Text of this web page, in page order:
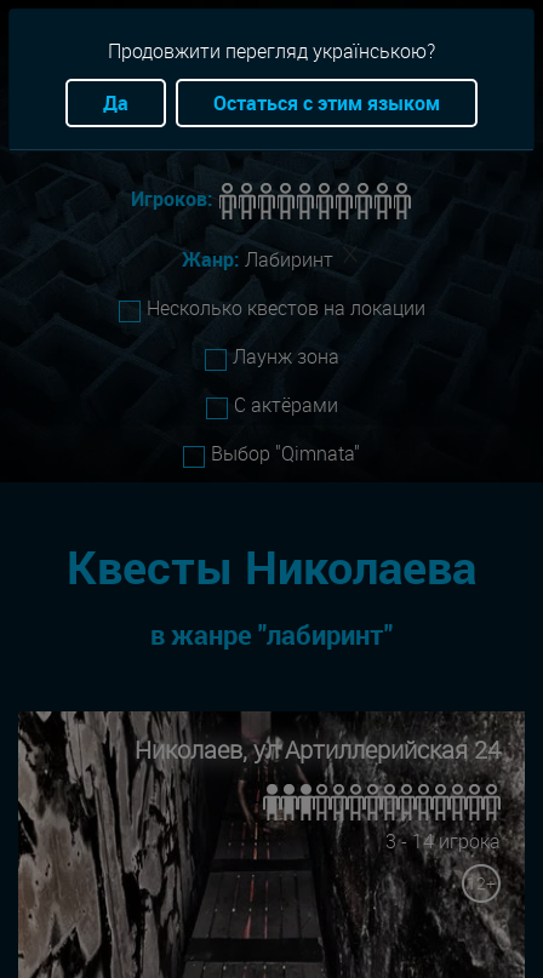
Город: Николаев
Игроков:
Жанр: Лабиринт
Несколько квестов на локации
Лаунж зона
С актёрами
Выбор "Qimnata"
Квесты Николаева
в жанре "лабиринт"
Николаев, ул Артиллерийская 24
3 - 14 игрока
12+
Продовжити перегляд українською?
Да
Остаться с этим языком